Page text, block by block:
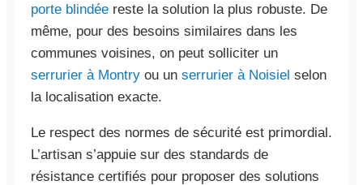
porte blindée reste la solution la plus robuste. De
même, pour des besoins similaires dans les
communes voisines, on peut solliciter un
serrurier à Montry ou un serrurier à Noisiel selon
la localisation exacte.
Le respect des normes de sécurité est primordial.
L’artisan s’appuie sur des standards de
résistance certifiés pour proposer des solutions